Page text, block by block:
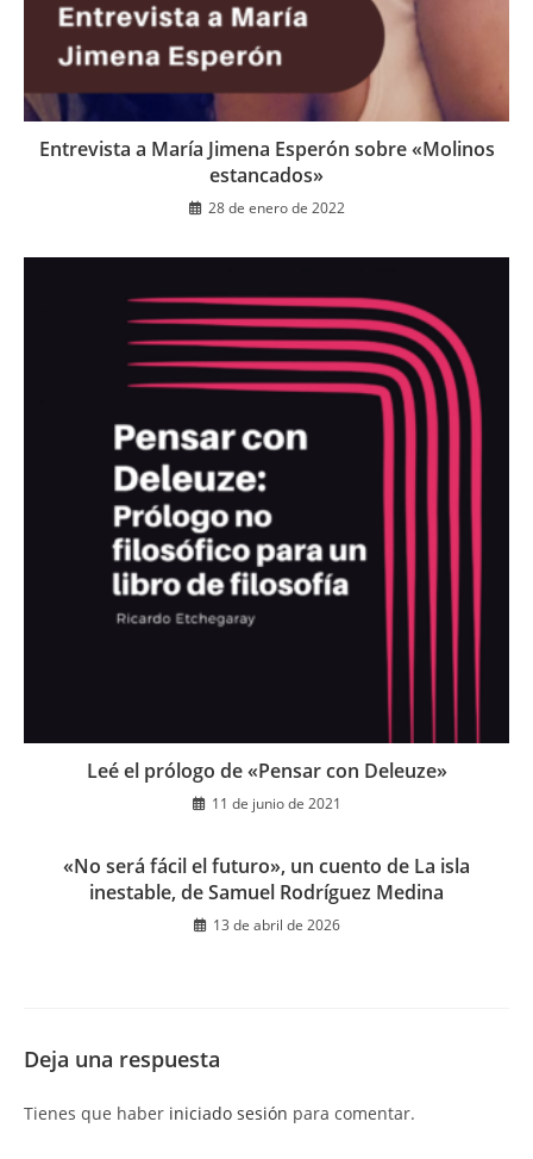
Entrevista a María Jimena Esperón sobre «Molinos
estancados»
28 de enero de 2022
Leé el prólogo de «Pensar con Deleuze»
11 de junio de 2021
«No será fácil el futuro», un cuento de La isla
inestable, de Samuel Rodríguez Medina
13 de abril de 2026
Deja una respuesta
Tienes que haber iniciado sesión para comentar.